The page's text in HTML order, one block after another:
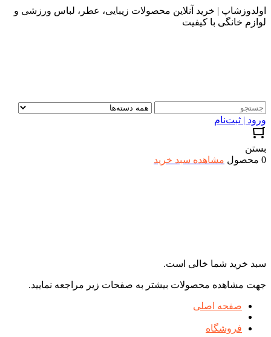
اولدوزشاپ | خرید آنلاین محصولات زیبایی، عطر، لباس ورزشی و
لوازم خانگی با کیفیت
ورود | ثبت‌نام
بستن
0 محصول
مشاهده سبد خرید
سبد خرید شما خالی است.
جهت مشاهده محصولات بیشتر به صفحات زیر مراجعه نمایید.
صفحه اصلی
فروشگاه